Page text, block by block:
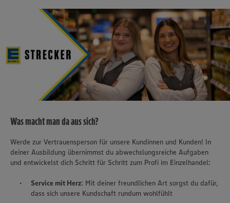
Was macht man da aus sich?
Werde zur Vertrauensperson für unsere Kundinnen und Kunden! In
deiner Ausbildung übernimmst du abwechslungsreiche Aufgaben
und entwickelst dich Schritt für Schritt zum Profi im Einzelhandel:
Service mit Herz: Mit deiner freundlichen Art sorgst du dafür,
dass sich unsere Kundschaft rundum wohlfühlt